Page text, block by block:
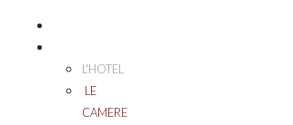
L'HOTEL
LE
CAMERE